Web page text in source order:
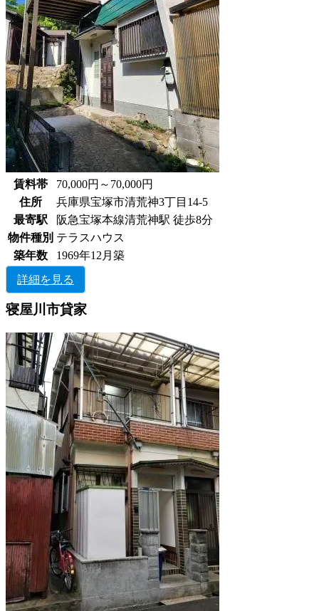
賃料帯
70,000円～70,000円
住所
兵庫県宝塚市清荒神3丁目14-5
最寄駅
阪急宝塚本線清荒神駅 徒歩8分
物件種別 テラスハウス
築年数
1969年12月築
詳細を見る
寝屋川市貸家